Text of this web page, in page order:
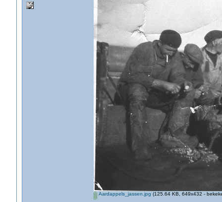
Aardappels_jassen.jpg (125.64 KB, 649x432 -